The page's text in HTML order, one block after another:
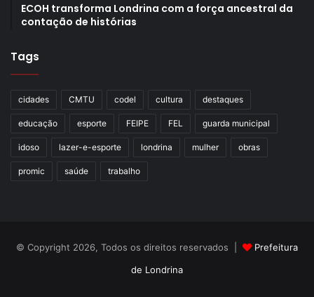
ECOH transforma Londrina com a força ancestral da
contação de histórias
Tags
cidades CMTU codel cultura destaques
educação esporte FEIPE FEL guarda municipal
idoso lazer-e-esporte londrina mulher obras
promic saúde trabalho
© Copyright 2026, Todos os direitos reservados |
Prefeitura
de Londrina